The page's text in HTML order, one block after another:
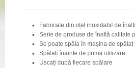
Fabricate din oțel inoxidabil de
Serie de produse de înaltă calitate
Se poate spăla în mașina de spălat
Spălați înainte de prima utilizare
Uscați după fiecare spălare